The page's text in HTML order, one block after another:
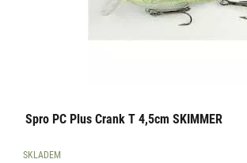
Spro PC Plus Crank T 4,5cm SKIMMER
SKLADEM